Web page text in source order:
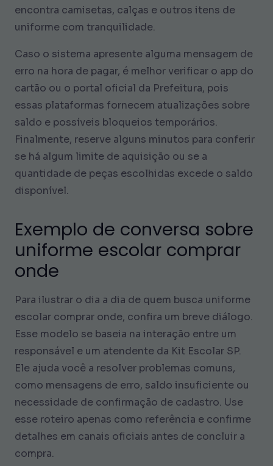
encontra camisetas, calças e outros itens de
uniforme com tranquilidade.
Caso o sistema apresente alguma mensagem de
erro na hora de pagar, é melhor verificar o app do
cartão ou o portal oficial da Prefeitura, pois
essas plataformas fornecem atualizações sobre
saldo e possíveis bloqueios temporários.
Finalmente, reserve alguns minutos para conferir
se há algum limite de aquisição ou se a
quantidade de peças escolhidas excede o saldo
disponível.
Exemplo de conversa sobre
uniforme escolar comprar
onde
Para ilustrar o dia a dia de quem busca uniforme
escolar comprar onde, confira um breve diálogo.
Esse modelo se baseia na interação entre um
responsável e um atendente da Kit Escolar SP.
Ele ajuda você a resolver problemas comuns,
como mensagens de erro, saldo insuficiente ou
necessidade de confirmação de cadastro. Use
esse roteiro apenas como referência e confirme
detalhes em canais oficiais antes de concluir a
compra.